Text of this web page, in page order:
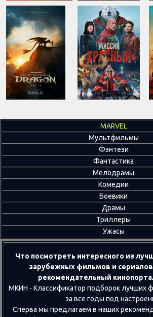
MARVEL
Мультфильмы
Фэнтези
Фантастика
Мелодрамы
Комедии
Боевики
Драмы
Триллеры
Ужасы
Что посмотреть интересного из
зарубежных фильмов и
рекомендательный
МКИН - Классификатор подборок лучших
за все годы под
Сперва мы предлагаем в наших